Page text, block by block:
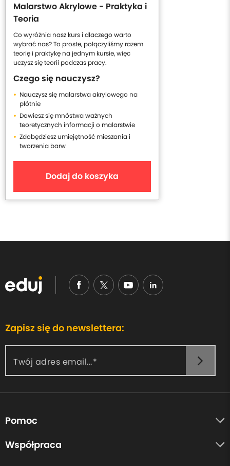
Malarstwo Akrylowe - Praktyka i
Teoria
Co wyróżnia nasz kurs i dlaczego warto
wybrać nas? To proste, połączyliśmy razem
teorię i praktykę na jednym kursie, więc
uczysz się teorii podczas pracy.
Czego się nauczysz?
Nauczysz się malarstwa akrylowego na
płótnie
Dowiesz się mnóstwa ważnych
teoretycznych informacji o malarstwie
Zdobędziesz umiejętność mieszania i
tworzenia barw
Dodaj do koszyka
Zapisz się do newslettera:
Twój adres email...
Pomoc
O nas
Współpraca